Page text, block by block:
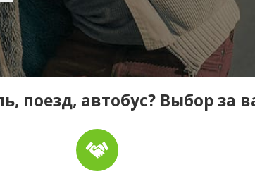
поезд, автобус? Выбор за